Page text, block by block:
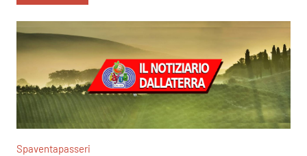
Spaventapasseri